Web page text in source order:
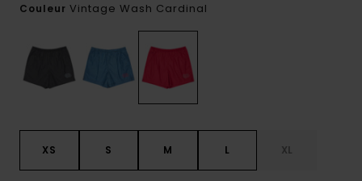
Couleur Vintage Wash Cardinal
XS S M L XL